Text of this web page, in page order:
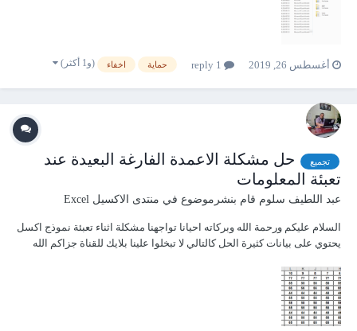
منفصلة ايضا و...
أغسطس 26, 2019 حماية اخفاء (و1 أكثر)
تجميع
حل مشكلة الاعمدة الفارغة البعيدة عند
تعبئة المعلومات
عبد اللطيف سلوم قام بنشرموضوع في منتدى الاكسيل Excel
السلام عليكم ورحمة الله وبركاته احيانا تواجهنا مشكلة اثناء تعبئة نموذج اكسل
يحتوي على بيانات كثيرة الحل كالتالي لا تبخلوا علينا بلايك للقناة جزاكم الله